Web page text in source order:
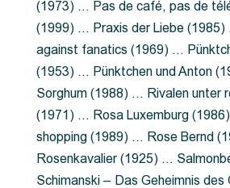
(1973) … Pas de café, pas de
(1999) … Praxis der Liebe
against fanatics (1969) …
(1953) … Pünktchen und Anton
Sorghum (1988) … Rivalen unter
(1971) … Rosa Luxemburg
shopping (1989) … Rose Bernd
Rosenkavalier (1925) …
Schimanski – Das Geheimnis